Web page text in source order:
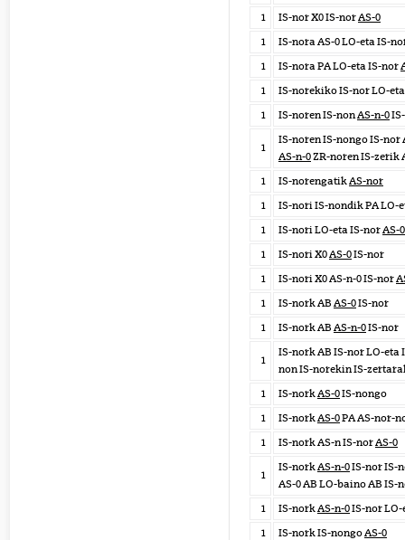
1
IS-nor X0 IS-norAS-0
1
IS-nora AS-0 LO-eta IS-
1
IS-nora PA LO-eta IS-nor
1
IS-norekiko IS-nor LO-
1
IS-noren IS-nonAS-n-0
1
IS-noren IS-nongo IS-nor
AS-n-0ZR-noren IS-zerik
1
IS-norengatikAS-nor
1
IS-nori IS-nondik PA LO-
1
IS-nori LO-eta IS-norAS-0
1
IS-nori X0AS-0IS-nor
1
IS-nori X0 AS-n-0 IS-nor
1
IS-nork AB AS-0IS-nor
1
IS-nork AB AS-n-0IS-nor
1
IS-nork AB IS-nor LO-eta
non IS-norekin IS-
1
IS-norkAS-0IS-nongo
1
IS-norkAS-0PA AS-nor-
1
IS-nork AS-n IS-norAS-0
1
IS-norkAS-n-0IS-nor IS-
AS-0 AB LO-baino AB IS-
1
IS-norkAS-n-0IS-nor LO-
1
IS-nork IS-nongoAS-0